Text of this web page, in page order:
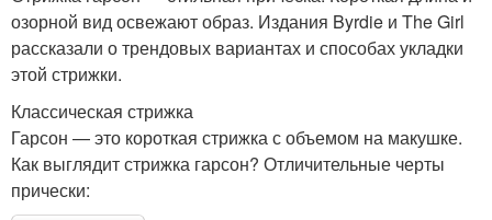
озорной вид освежают образ. Издания Byrdie и The Girl
рассказали о трендовых вариантах и способах укладки
этой стрижки.
Классическая стрижка
Гарсон — это короткая стрижка с объемом на макушке.
Как выглядит стрижка гарсон? Отличительные черты
прически: